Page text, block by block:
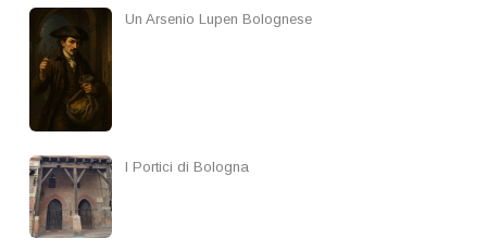
Un Arsenio Lupen Bolognese
I Portici di Bologna